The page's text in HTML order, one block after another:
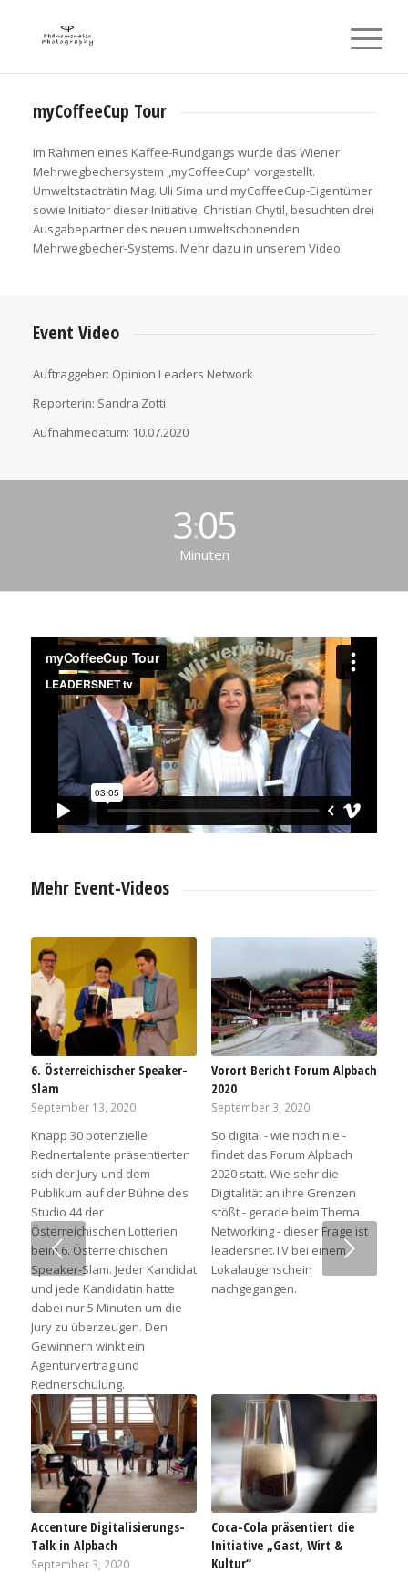
myCoffeeCup Tour
Im Rahmen eines Kaffee-Rundgangs wurde das Wiener
Mehrwegbechersystem „myCoffeeCup“ vorgestellt.
Umweltstadträtin Mag. Uli Sima und myCoffeeCup-Eigentümer
sowie Initiator dieser Initiative, Christian Chytil, besuchten drei
Ausgabepartner des neuen umweltschonenden
Mehrwegbecher-Systems. Mehr dazu in unserem Video.
Event Video
Auftraggeber: Opinion Leaders Network
Reporterin: Sandra Zotti
Aufnahmedatum: 10.07.2020
3:05
Minuten
Mehr Event-Videos
6. Österreichischer Speaker-
Slam
September 13, 2020
Knapp 30 potenzielle
Rednertalente präsentierten
sich der Jury und dem
Publikum auf der Bühne des
Studio 44 der
Österreichischen Lotterien
beim 6. Österreichischen
Speaker-Slam. Jeder Kandidat
und jede Kandidatin hatte
dabei nur 5 Minuten um die
Jury zu überzeugen. Den
Gewinnern winkt ein
Agenturvertrag und
Rednerschulung.
Vorort Bericht Forum Alpbach
2020
September 3, 2020
So digital - wie noch nie -
findet das Forum Alpbach
2020 statt. Wie sehr die
Digitalität an ihre Grenzen
stößt - gerade beim Thema
Networking - dieser Frage ist
leadersnet.TV bei einem
Lokalaugenschein
nachgegangen.
Accenture Digitalisierungs-
Talk in Alpbach
September 3, 2020
Coca-Cola präsentiert die
Initiative „Gast, Wirt &
Kultur“
Weiter